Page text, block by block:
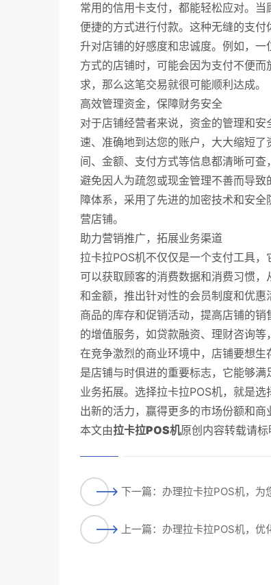
常用的信用卡支付，都能轻松应对。
便捷的方式进行付款。这种无缝的支
升对店铺的好感度和忠诚度。例如，
方式的店铺时，可能会因为支付不便
求，那么这笔交易就很可能顺利达成。
高效管理资金，保障财务安全
对于店铺经营者来说，资金的管理和
速、准确地到达您的账户，大大缩短
间、金额、支付方式等信息都清晰可
避免因人为疏忽或现金管理不善而导
障体系，采用了先进的加密技术和安
营店铺。
助力营销推广，拓展业务渠道
拉卡拉POS机不仅仅是一个支付工具
可以获取顾客的消费数据和消费习惯
和金额，推出针对性的会员制度和优
商品的库存和促销活动，提高店铺的
的增值服务，如贷款融资、理财咨询等
在竞争激烈的商业环境中，店铺要想生
是店铺与时俱进的重要标志，它能够
业务拓展。选择拉卡拉POS机，就是
出新的活力，赢得更多的市场份额和商
本文由拉卡拉POS机原创内容转载请标
下一篇：办理拉卡拉POS机，为
上一篇：办理拉卡拉POS机，优